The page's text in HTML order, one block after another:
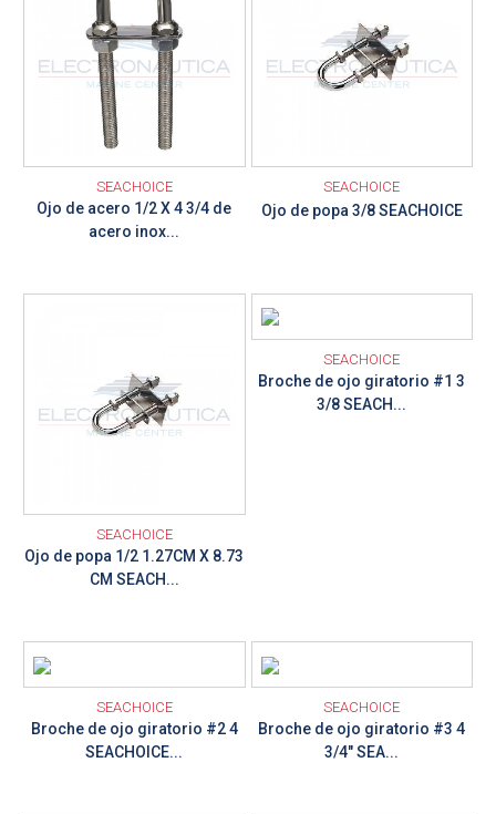
SEACHOICE
Ojo de acero 1/2 X 4 3/4 de
acero inox...
SEACHOICE
Ojo de popa 3/8 SEACHOICE
SEACHOICE
Ojo de popa 1/2 1.27CM X 8.73
CM SEACH...
Ver detalle
SEACHOICE
Broche de ojo giratorio #1 3
3/8 SEACH...
Ver detalle
SEACHOICE
Broche de ojo giratorio #2 4
SEACHOICE...
Ver detalle
SEACHOICE
Broche de ojo giratorio #3 4
3/4" SEA...